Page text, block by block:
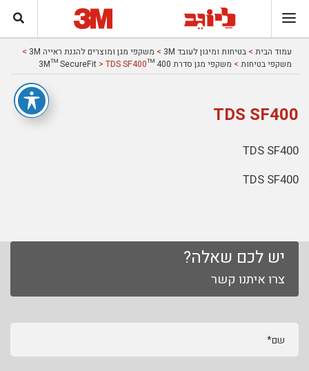
עמוד הבית > בטיחות ומיגון לעובד 3M > משקפי מגן ומוצרים להגנת ראייה 3M
>
משקפי בטיחות > משקפי מגן סדרת 400 ™3M™ SecureFit > TDS SF400
TDS SF400
TDS SF400
TDS SF400
יש לכם שאלה?
צרו איתנו קשר
שם*